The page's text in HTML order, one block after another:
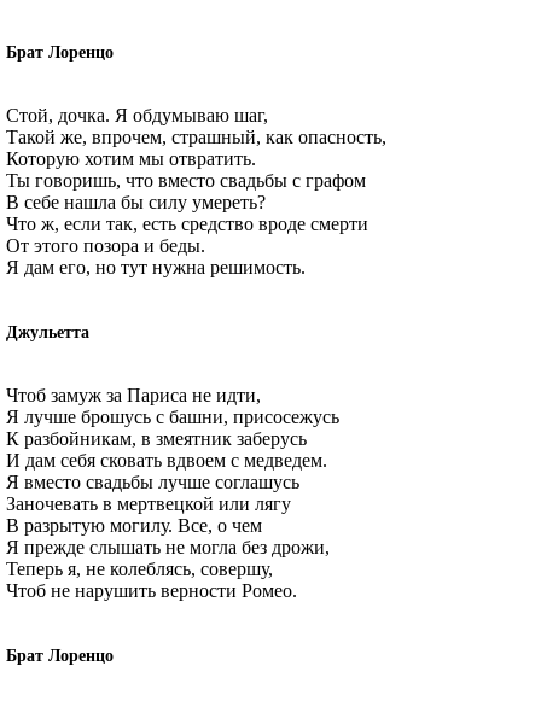
Брат Лоренцо
Стой, дочка. Я обдумываю шаг,
Такой же, впрочем, страшный, как опасность,
Которую хотим мы отвратить.
Ты говоришь, что вместо свадьбы с графом
В себе нашла бы силу умереть?
Что ж, если так, есть средство вроде смерти
От этого позора и беды.
Я дам его, но тут нужна решимость.
Джульетта
Чтоб замуж за Париса не идти,
Я лучше брошусь с башни, присосежусь
К разбойникам, в змеятник заберусь
И дам себя сковать вдвоем с медведем.
Я вместо свадьбы лучше соглашусь
Заночевать в мертвецкой или лягу
В разрытую могилу. Все, о чем
Я прежде слышать не могла без дрожи,
Теперь я, не колеблясь, совершу,
Чтоб не нарушить верности Ромео.
Брат Лоренцо